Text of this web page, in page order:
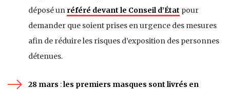
déposé un référé devant le Conseil d’État pour
demander que soient prises en urgence des mesures
afin de réduire les risques d’exposition des personnes
détenues.
28 mars :les premiers masques sont livrés en